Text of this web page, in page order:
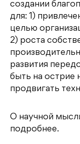
создании
для: 1)
целью
2) роста
развития
быть на острие
продвигать
О научной
подробнее.